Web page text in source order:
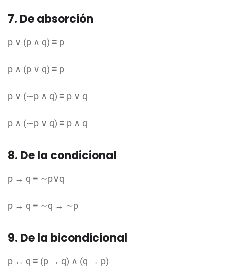
7. De absorción
p ∨ (p ∧ q) ≡ p
p ∧ (p ∨ q) ≡ p
p ∨ (∼p ∧ q) ≡ p ∨ q
p ∧ (∼p ∨ q) ≡ p ∧ q
8. De la condicional
p → q ≡ ∼p∨q
p → q ≡ ∼q → ∼p
9. De la bicondicional
p ↔ q ≡ (p → q) ∧ (q → p)